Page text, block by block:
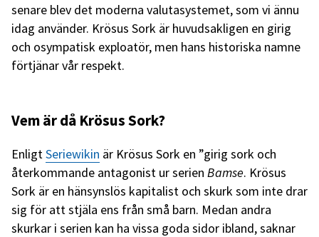
senare blev det moderna valutasystemet, som vi ännu
idag använder. Krösus Sork är huvudsakligen en girig
och osympatisk exploatör, men hans historiska namne
förtjänar vår respekt.
Vem är då Krösus Sork?
EnligtSeriewikin är Krösus Sork en ”girig sork och
återkommande antagonist ur serien Bamse. Krösus
Sork är en hänsynslös kapitalist och skurk som inte drar
sig för att stjäla ens från små barn. Medan andra
skurkar i serien kan ha vissa goda sidor ibland, saknar